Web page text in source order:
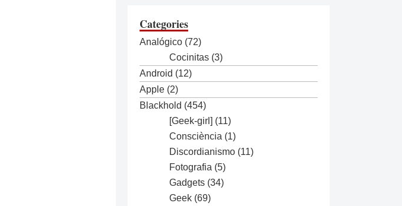
Categories
Analógico (72)
Cocinitas (3)
Android (12)
Apple (2)
Blackhold (454)
[Geek-girl] (11)
Consciència (1)
Discordianismo (11)
Fotografia (5)
Gadgets (34)
Geek (69)